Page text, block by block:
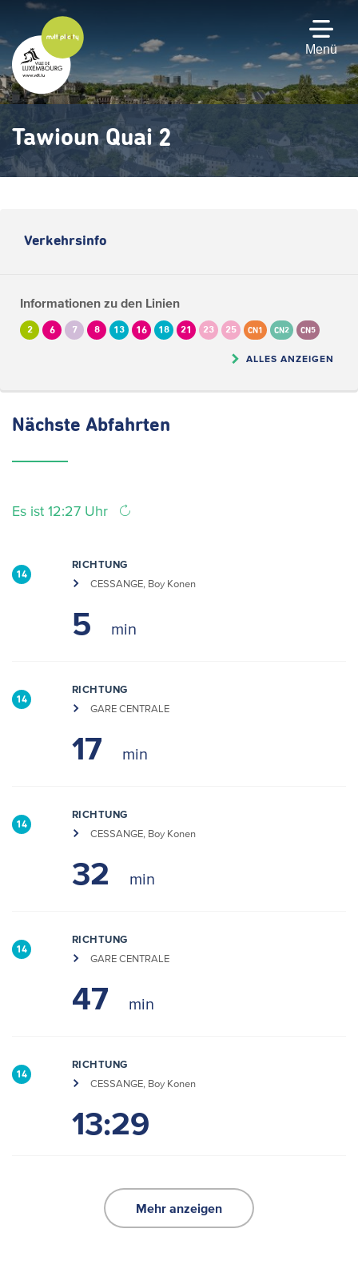
Hauptinhalt
gehen
Menü
Tawioun Quai 2
Verkehrsinfo
Informationen zu den Linien
2 6 7 8 13 16 18 21 23 25 CN1 CN2 CN5
ALLES ANZEIGEN
Nächste Abfahrten
Es ist 12:27 Uhr
14
RICHTUNG
CESSANGE, Boy Konen
5
14
RICHTUNG
GARE CENTRALE
17
14
RICHTUNG
CESSANGE, Boy Konen
32
14
RICHTUNG
GARE CENTRALE
47
14
RICHTUNG
CESSANGE, Boy Konen
13:29
Mehr anzeigen